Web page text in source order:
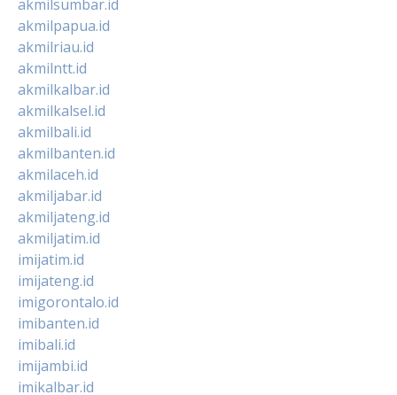
akmilsumbar.id
akmilpapua.id
akmilriau.id
akmilntt.id
akmilkalbar.id
akmilkalsel.id
akmilbali.id
akmilbanten.id
akmilaceh.id
akmiljabar.id
akmiljateng.id
akmiljatim.id
imijatim.id
imijateng.id
imigorontalo.id
imibanten.id
imibali.id
imijambi.id
imikalbar.id